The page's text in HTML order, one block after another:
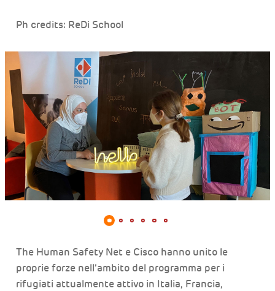
Ph credits: ReDi School
The Human Safety Net e Cisco hanno unito le
proprie forze nell’ambito del programma per i
rifugiati attualmente attivo in Italia, Francia,